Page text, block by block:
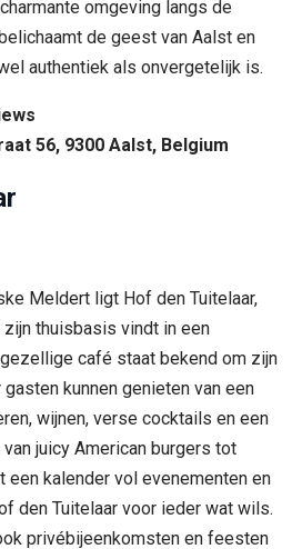
omgeving langs de
de geest van Aalst en
authentiek als onvergetelijk is.
56, 9300 Aalst, Belgium
Meldert ligt Hof den Tuitelaar,
thuisbasis vindt in een
café staat bekend om zijn
kunnen genieten van een
wijnen, verse cocktails en een
juicy American burgers tot
kalender vol evenementen en
den Tuitelaar voor ieder wat wils.
privébijeenkomsten en feesten